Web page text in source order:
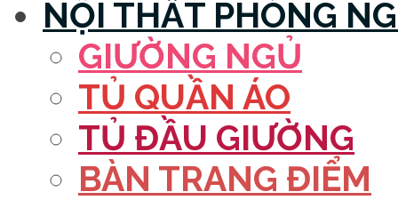
NỘI THẤT PHÒNG
GIƯỜNG NGỦ
TỦ QUẦN ÁO
TỦ ĐẦU GIƯỜNG
BÀN TRANG ĐIỂM